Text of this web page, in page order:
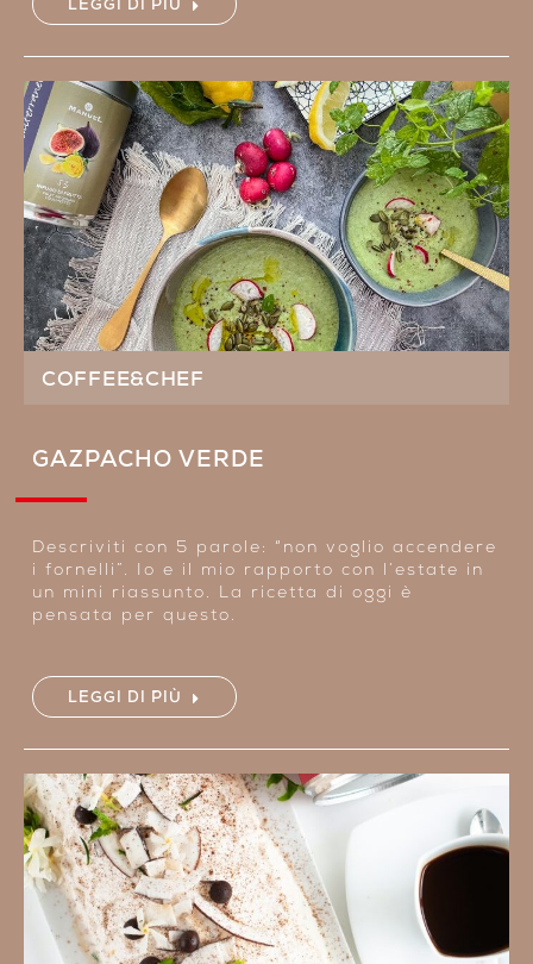
LEGGI DI PIÙ
COFFEE&CHEF
GAZPACHO VERDE
Descriviti con 5 parole: “non voglio accendere
i fornelli”. Io e il mio rapporto con l’estate in
un mini riassunto. La ricetta di oggi è
pensata per questo.
LEGGI DI PIÙ